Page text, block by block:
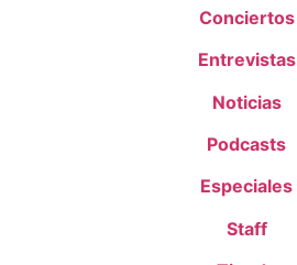
Conciertos
Entrevistas
Noticias
Podcasts
Especiales
Staff